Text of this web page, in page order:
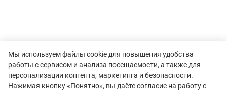
Мы используем файлы cookie для повышения удобства
работы с сервисом и анализа посещаемости, а также для
персонализации контента, маркетинга и безопасности.
Нажимая кнопку «Понятно», вы даёте согласие на работу с